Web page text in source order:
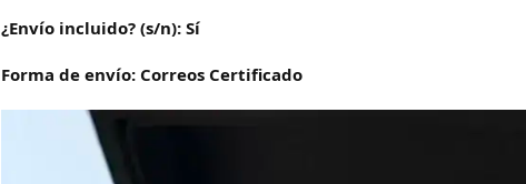
¿Envío incluido? (s/n): Sí
Forma de envío: Correos Certificado